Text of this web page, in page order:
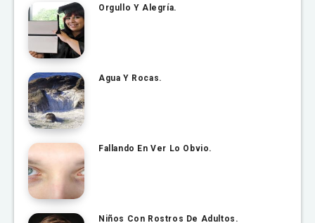
Orgullo Y Alegría.
Agua Y Rocas.
Fallando En Ver Lo Obvio.
Niños Con Rostros De Adultos.